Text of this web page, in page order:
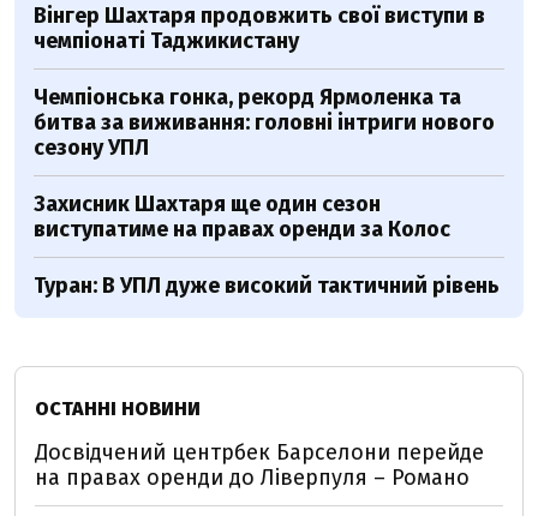
Вінгер Шахтаря продовжить свої виступи в
чемпіонаті Таджикистану
Чемпіонська гонка, рекорд Ярмоленка та
битва за виживання: головні інтриги нового
сезону УПЛ
Захисник Шахтаря ще один сезон
виступатиме на правах оренди за Колос
Туран: В УПЛ дуже високий тактичний рівень
ОСТАННІ НОВИНИ
Досвідчений центрбек Барселони перейде
на правах оренди до Ліверпуля – Романо